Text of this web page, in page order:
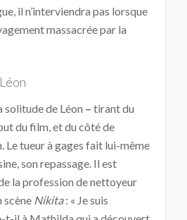
il n’interviendra pas lorsque
massacrée par la
solitude de Léon – tirant du
du film, et du côté de
Le tueur à gages fait lui-même
son repassage. Il est
la profession de nettoyeur
scène Nikita: « Je suis